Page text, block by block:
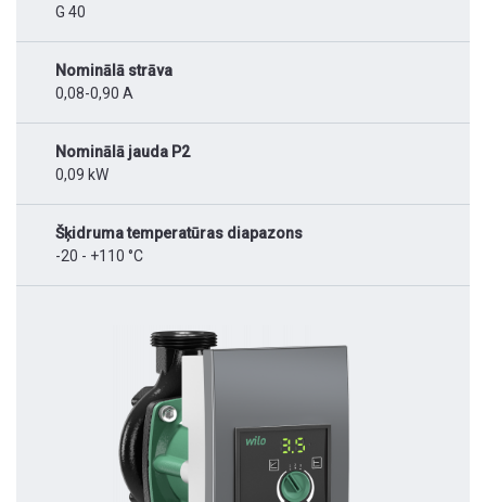
G 40
Nominālā strāva
0,08-0,90 A
Nominālā jauda P2
0,09 kW
Šķidruma temperatūras diapazons
-20 - +110 °C